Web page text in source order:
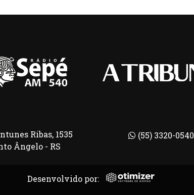
(55) 3320-0540
Ribas, 1535
Ângelo - RS
Desenvolvido por: